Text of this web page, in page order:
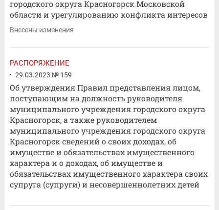
городского округа Красногорск Московской
области и урегулированию конфликта интересов
Внесены изменения
РАСПОРЯЖЕНИЕ
29.03.2023 № 159
Об утверждения Правил представления лицом,
поступающим на должность руководителя
муниципального учреждения городского округа
Красногорск, а также руководителем
муниципального учреждения городского округа
Красногорск сведений о своих доходах, об
имуществе и обязательствах имущественного
характера и о доходах, об имуществе и
обязательствах имущественного характера своих
супруга (супруги) и несовершеннолетних детей